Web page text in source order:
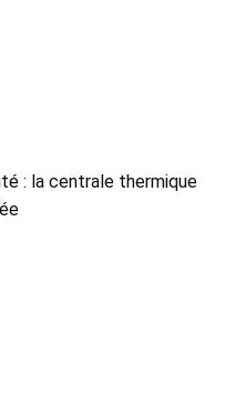
: la centrale thermique